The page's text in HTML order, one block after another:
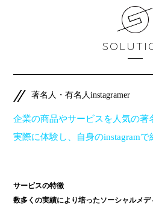
著名人・有名人instagramer
企業の商品やサービスを人気の著
実際に体験し、自身のinstagramで
サービスの特徴
数多くの実績により培ったソーシャルメ